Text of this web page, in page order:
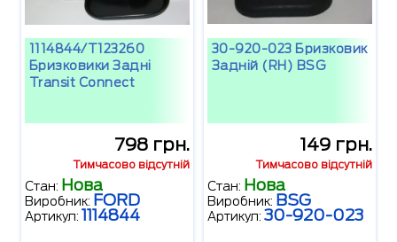
1114844/T123260
Бризковики Задні
Transit Connect
798 грн.
Тимчасово відсутній
Стан: Нова
Виробник: FORD
Артикул: 1114844
30-920-023 Бризковик
Задній (RH) BSG
149 грн.
Тимчасово відсутній
Стан: Нова
Виробник: BSG
Артикул: 30-920-023